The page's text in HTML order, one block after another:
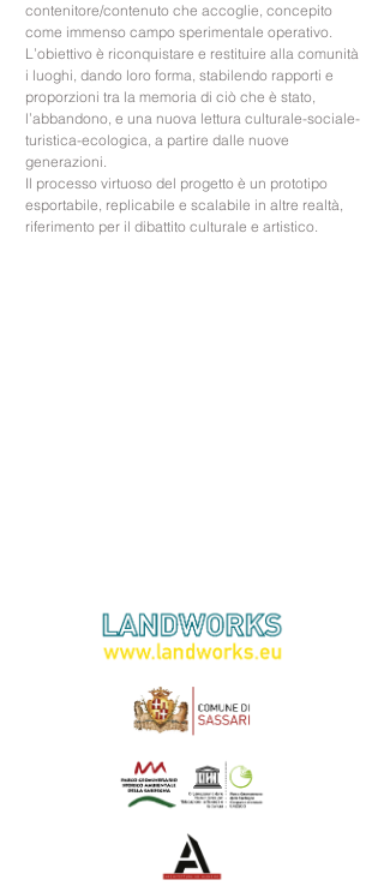
contenitore/contenuto che accoglie, concepito
come immenso campo sperimentale operativo.
L’obiettivo è riconquistare e restituire alla comunità
i luoghi, dando loro forma, stabilendo rapporti e
proporzioni tra la memoria di ciò che è stato,
l’abbandono, e una nuova lettura culturale-sociale-
turistica-ecologica, a partire dalle nuove
generazioni.
Il processo virtuoso del progetto è un prototipo
esportabile, replicabile e scalabile in altre realtà,
riferimento per il dibattito culturale e artistico.